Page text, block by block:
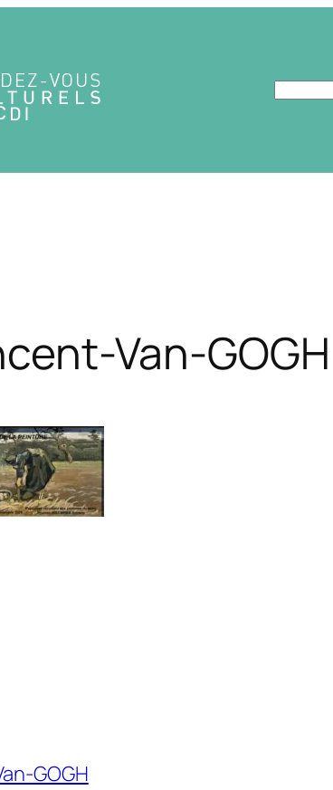
Rechercher
Van-GOGH
GOGH